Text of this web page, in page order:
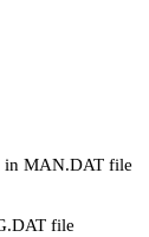
in MAN.DAT file
file